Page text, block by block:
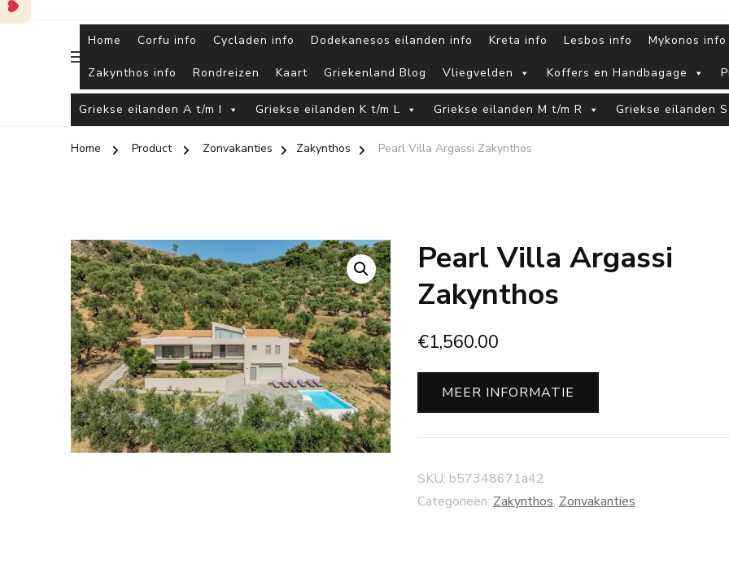
Home Corfu info Cycladen info Dodekanesos eilanden info Kreta info Lesbos info Mykonos info
Zakynthos info Rondreizen Kaart Griekenland Blog Vliegvelden Koffers en Handbagage
Griekse eilanden A t/m I Griekse eilanden K t/m L Griekse eilanden M t/m R Griekse eilanden
Home Product Zonvakanties Zakynthos Pearl Villa Argassi Zakynthos
Pearl Villa Argassi
Zakynthos
€1,560.00
MEER INFORMATIE
SKU: b57348671a42
Categorieën: Zakynthos, Zonvakanties